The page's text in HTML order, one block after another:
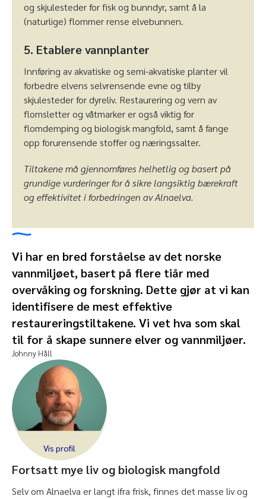
og skjulesteder for fisk og bunndyr, samt å la
(naturlige) flommer rense elvebunnen.
5. Etablere vannplanter
Innføring av akvatiske og semi-akvatiske planter vil
forbedre elvens selvrensende evne og tilby
skjulesteder for dyreliv. Restaurering og vern av
flomsletter og våtmarker er også viktig for
flomdemping og biologisk mangfold, samt å fange
opp forurensende stoffer og næringssalter.
Tiltakene må gjennomføres helhetlig og basert på
grundige vurderinger for å sikre langsiktig bærekraft
og effektivitet i forbedringen av Alnaelva.
Vi har en bred forståelse av det norske
vannmiljøet, basert på flere tiår med
overvåking og forskning. Dette gjør at vi kan
identifisere de mest effektive
restaureringstiltakene. Vi vet hva som skal
til for å skape sunnere elver og vannmiljøer.
Johnny Håll
Fortsatt mye liv og biologisk mangfold
Selv om Alnaelva er langt ifra frisk, finnes det masse liv og